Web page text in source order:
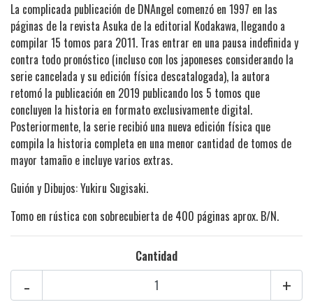
La complicada publicación de DNAngel comenzó en 1997 en las
páginas de la revista Asuka de la editorial Kodakawa, llegando a
compilar 15 tomos para 2011. Tras entrar en una pausa indefinida y
contra todo pronóstico (incluso con los japoneses considerando la
serie cancelada y su edición física descatalogada), la autora
retomó la publicación en 2019 publicando los 5 tomos que
concluyen la historia en formato exclusivamente digital.
Posteriormente, la serie recibió una nueva edición física que
compila la historia completa en una menor cantidad de tomos de
mayor tamaño e incluye varios extras.
Guión y Dibujos: Yukiru Sugisaki.
Tomo en rústica con sobrecubierta de 400 páginas aprox. B/N.
Cantidad
+
-